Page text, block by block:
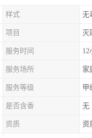
样式 无
项目 灭
服务时间 12
服务场所 家
服务等级 甲
是否含香 无
资质 资